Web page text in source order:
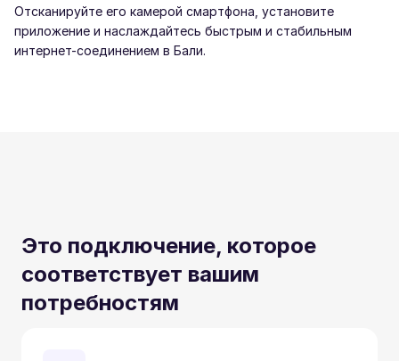
Отсканируйте его камерой смартфона, установите
приложение и наслаждайтесь быстрым и стабильным
интернет-соединением в Бали.
Это подключение, которое
соответствует вашим
потребностям